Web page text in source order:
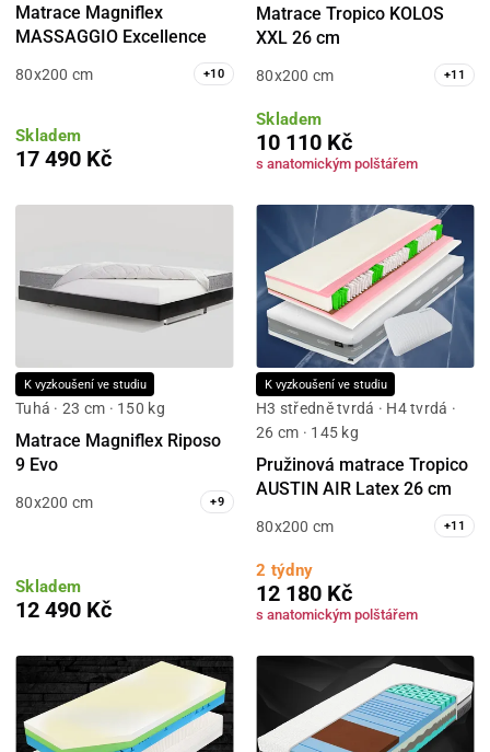
Matrace Magniflex
MASSAGGIO Excellence
80x200 cm +10
Skladem
17 490 Kč
Matrace Tropico KOLOS
XXL 26 cm
80x200 cm +11
Skladem
10 110 Kč
s anatomickým polštářem
K vyzkoušení ve studiu
Tuhá · 23 cm · 150 kg
Matrace Magniflex Riposo
9 Evo
80x200 cm +9
Skladem
12 490 Kč
K vyzkoušení ve studiu
H3 středně tvrdá · H4 tvrdá ·
26 cm · 145 kg
Pružinová matrace Tropico
AUSTIN AIR Latex 26 cm
80x200 cm +11
2 týdny
12 180 Kč
s anatomickým polštářem